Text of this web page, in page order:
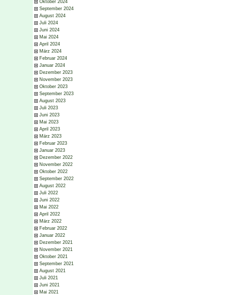
Oktober 2024
September 2024
August 2024
Juli 2024
Juni 2024
Mai 2024
April 2024
März 2024
Februar 2024
Januar 2024
Dezember 2023
November 2023
Oktober 2023
September 2023
August 2023
Juli 2023
Juni 2023
Mai 2023
April 2023
März 2023
Februar 2023
Januar 2023
Dezember 2022
November 2022
Oktober 2022
September 2022
August 2022
Juli 2022
Juni 2022
Mai 2022
April 2022
März 2022
Februar 2022
Januar 2022
Dezember 2021
November 2021
Oktober 2021
September 2021
August 2021
Juli 2021
Juni 2021
Mai 2021